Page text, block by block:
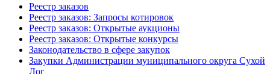
Реестр заказов
Реестр заказов: Запросы котировок
Реестр заказов: Открытые аукционы
Реестр заказов: Открытые конкурсы
Законодательство в сфере закупок
Закупки Администрации муниципального округа Сухой
Лог